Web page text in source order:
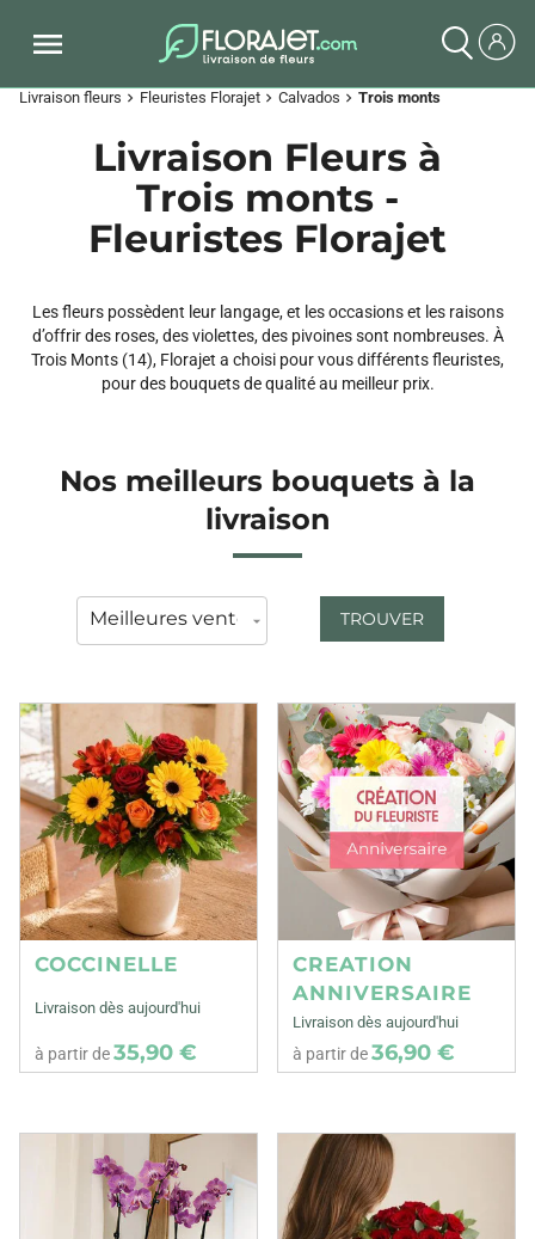
Livraison fleurs chevron_right Fleuristes Florajet chevron_right Calvados chevron_right Trois monts
Livraison Fleurs à
Trois monts -
Fleuristes Florajet
Les fleurs possèdent leur langage, et les occasions et les raisons
d’offrir des roses, des violettes, des pivoines sont nombreuses. À
Trois Monts (14), Florajet a choisi pour vous différents fleuristes,
pour des bouquets de qualité au meilleur prix.
Nos meilleurs bouquets à la
livraison
TROUVER
COCCINELLE
Livraison dès aujourd'hui
à partir de35,90 €
CREATION
ANNIVERSAIRE
Livraison dès aujourd'hui
à partir de36,90 €